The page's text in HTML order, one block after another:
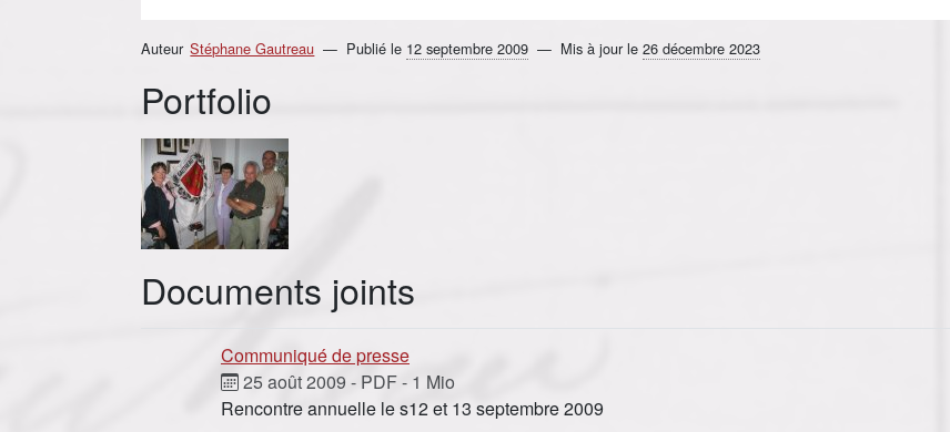
Auteur Stéphane Gautreau Publié le 12 septembre 2009 Mis à jour le 26 décembre 2023
Portfolio
Documents joints
Communiqué de presse
25 août 2009 - PDF- 1 Mio
Rencontre annuelle le s12 et 13 septembre 2009